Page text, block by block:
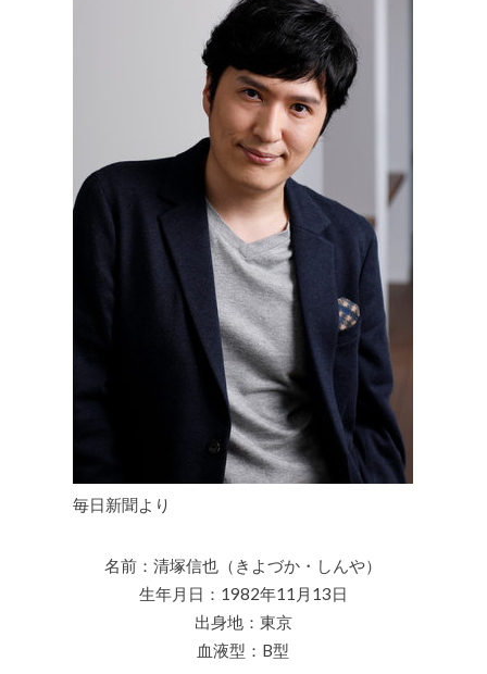
毎日新聞より
名前：清塚信也（きよづか・しんや）
生年月日：1982年11月13日
出身地：東京
血液型：B型